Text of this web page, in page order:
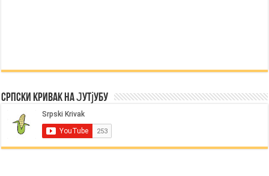
Српски Кривак на Јутјубу